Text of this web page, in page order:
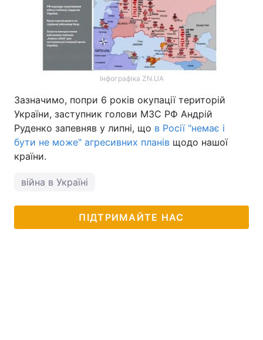
Інфографіка ZN.UA
Зазначимо, попри 6 років окупації територій
України, заступник голови МЗС РФ Андрій
Руденко запевняв у липні, що в Росії "немає і
бути не може" агресивних планів щодо нашої
країни.
війна в Україні
ПІДТРИМАЙТЕ НАС